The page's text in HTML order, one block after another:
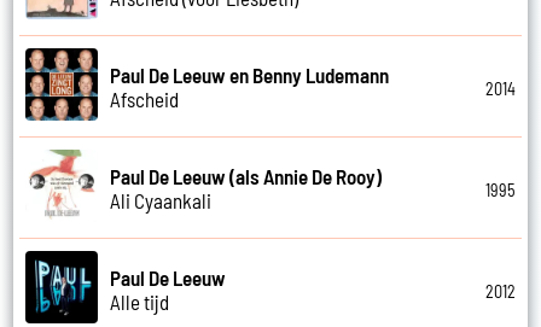
Paul De Leeuw en Benny Ludemann
Afscheid
2014
Paul De Leeuw (als Annie De Rooy)
Ali Cyaankali
1995
Paul De Leeuw
Alle tijd
2012